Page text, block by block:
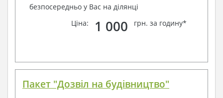
безпосередньо у Вас на ділянці
Ціна:
1 000 грн. за годину*
Пакет "Дозвіл на будівництво"